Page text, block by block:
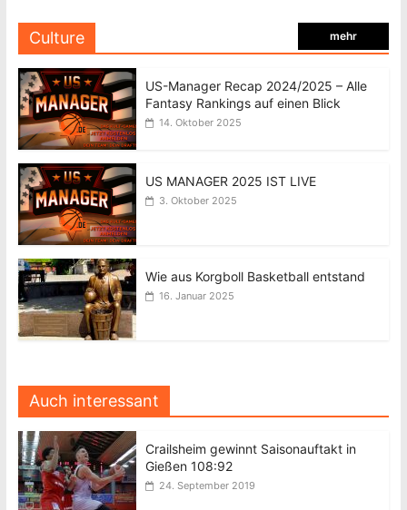
Culture mehr
US-Manager Recap 2024/2025 – Alle
Fantasy Rankings auf einen Blick
14. Oktober 2025
US MANAGER 2025 IST LIVE
3. Oktober 2025
Wie aus Korgboll Basketball entstand
16. Januar 2025
Auch interessant
Crailsheim gewinnt Saisonauftakt in
Gießen 108:92
24. September 2019